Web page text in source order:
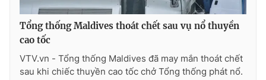
THỜI BÁO VTV
Tổng thống Maldives thoát chết sau vụ nổ thuyền
cao tốc
VTV.vn - Tổng thống Maldives đã may mắn thoát chết
sau khi chiếc thuyền cao tốc chở Tổng thống phát nổ.